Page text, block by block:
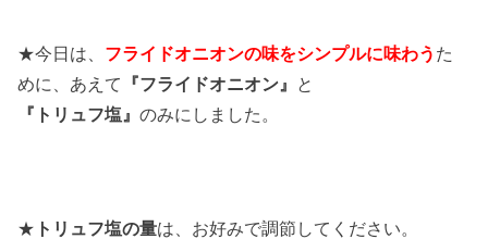
★今日は、 フライドオニオンの味をシンプルに味わう た
めに、あえて
『フライドオニオン』 と
『トリュフ塩』のみにしました。
★ トリュフ塩の量は、お好みで調節してください。